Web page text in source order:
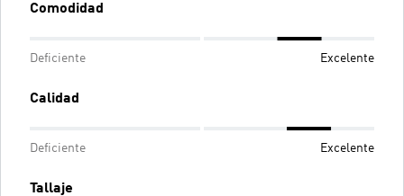
Comodidad
Deficiente Excelente
Calidad
Deficiente Excelente
Tallaje